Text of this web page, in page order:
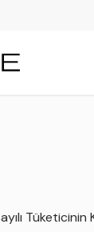
Tüketicinin